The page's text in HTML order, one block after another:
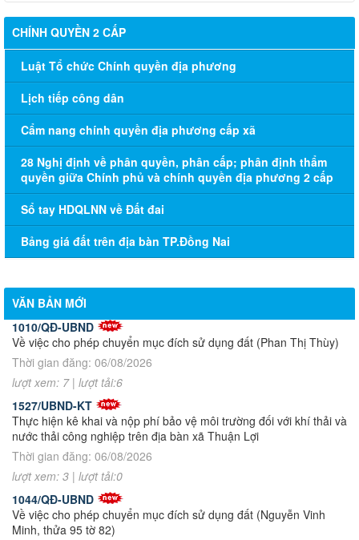
CHÍNH QUYỀN 2 CẤP
Luật Tổ chức Chính quyền địa phương
Lịch tiếp công dân
Cẩm nang chính quyền địa phương cấp xã
28 Nghị định về phân quyền, phân cấp; phân định thẩm
quyền giữa Chính phủ và chính quyền địa phương 2 cấp
Sổ tay HDQLNN về Đất đai
Bảng giá đất trên địa bàn TP.Đồng Nai
VĂN BẢN MỚI
1010/QĐ-UBND
Về việc cho phép chuyển mục đích sử dụng đất (Phan Thị Thùy)
Thời gian đăng: 06/08/2026
lượt xem: 7 | lượt tải:6
1527/UBND-KT
Thực hiện kê khai và nộp phí bảo vệ môi trường đối với khí thải và
nước thải công nghiệp trên địa bàn xã Thuận Lợi
Thời gian đăng: 06/08/2026
lượt xem: 3 | lượt tải:0
1044/QĐ-UBND
Về việc cho phép chuyển mục đích sử dụng đất (Nguyễn Vinh
Minh, thửa 95 tờ 82)